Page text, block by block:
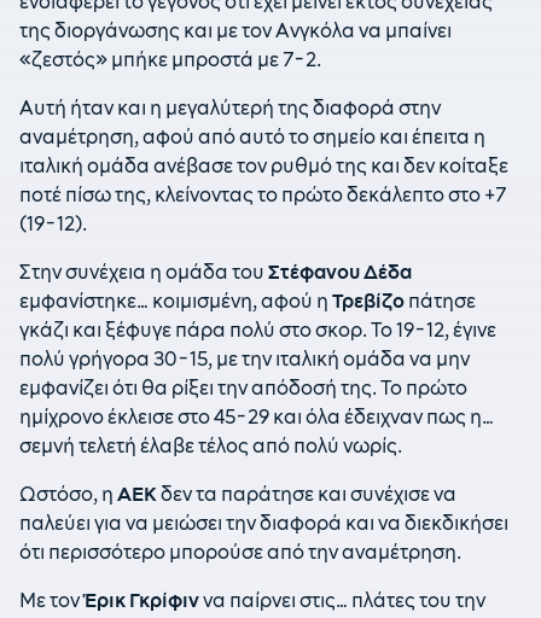
της διοργάνωσης και με τον Ανγκόλα να μπαίνει
«ζεστός» μπήκε μπροστά με 7-2.
Αυτή ήταν και η μεγαλύτερή της διαφορά στην
αναμέτρηση, αφού από αυτό το σημείο και έπειτα η
ιταλική ομάδα ανέβασε τον ρυθμό της και δεν κοίταξε
ποτέ πίσω της, κλείνοντας το πρώτο δεκάλεπτο στο +7
(19-12).
Στην συνέχεια η ομάδα του Στέφανου Δέδα
εμφανίστηκε… κοιμισμένη, αφού η Τρεβίζο πάτησε
γκάζι και ξέφυγε πάρα πολύ στο σκορ. Το 19-12, έγινε
πολύ γρήγορα 30-15, με την ιταλική ομάδα να μην
εμφανίζει ότι θα ρίξει την απόδοσή της. Το πρώτο
ημίχρονο έκλεισε στο 45-29 και όλα έδειχναν πως η…
σεμνή τελετή έλαβε τέλος από πολύ νωρίς.
Ωστόσο, η ΑΕΚδεν τα παράτησε και συνέχισε να
παλεύει για να μειώσει την διαφορά και να διεκδικήσει
ότι περισσότερο μπορούσε από την αναμέτρηση.
Με τονΈρικ Γκρίφιννα παίρνει στις… πλάτες του την